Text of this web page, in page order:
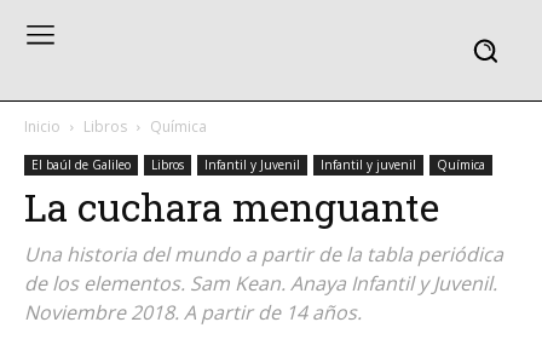
Inicio Libros Química
El baúl de Galileo Libros Infantil y Juvenil Infantil y juvenil Química
La cuchara menguante
Una historia del mundo a partir de la tabla periódica
de los elementos. Sam Kean. Anaya Infantil y Juvenil.
Noviembre 2018. A partir de 14 años.